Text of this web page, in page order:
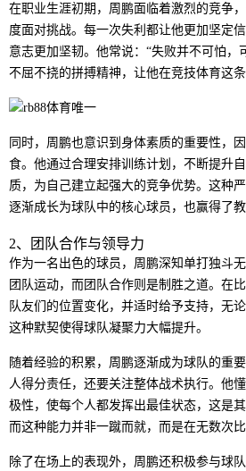
在职业生涯初期，周鹏面临着激烈的竞争
度面对挑战。每一次失利都让他更加坚定
意志更加坚韧。他常说：“失败并不可怕，
不屈不挠的拼搏精神，让他在竞技体育这条
同时，周鹏也意识到身体素质的重要性，
食。他通过合理安排训练计划，不断提升
质，为自己建立起强大的竞争优势。这种
逐渐成长为球队中的核心球员，也赢得了
2、团队合作与领导力
作为一名出色的球员，周鹏深知单打独斗
团队运动，而团队合作则是制胜之道。在
队友们的位置变化，并适时给予支持，无
这种默契使得球队凝聚力大幅提升。
随着经验的积累，周鹏逐渐成为球队的重
人得分责任，还要关注整体战术执行。他
极性，使每个人都发挥出最佳状态，这是
而这种能力并非一蹴而就，而是在无数次
除了在场上的表现外，周鹏还积极参与球